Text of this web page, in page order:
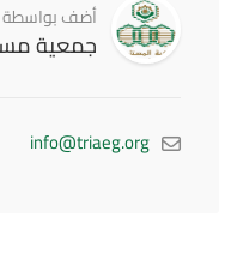
أضف بواسطة
جمعية
info@triaeg.org